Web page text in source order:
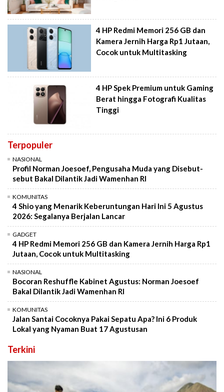
4 HP Redmi Memori 256 GB dan
Kamera Jernih Harga Rp1 Jutaan,
Cocok untuk Multitasking
4 HP Spek Premium untuk Gaming
Berat hingga Fotografi Kualitas
Tinggi
Terpopuler
NASIONAL
Profil Norman Joesoef, Pengusaha Muda yang Disebut-
sebut Bakal Dilantik Jadi Wamenhan RI
KOMUNITAS
4 Shio yang Menarik Keberuntungan Hari Ini 5 Agustus
2026: Segalanya Berjalan Lancar
GADGET
4 HP Redmi Memori 256 GB dan Kamera Jernih Harga Rp1
Jutaan, Cocok untuk Multitasking
NASIONAL
Bocoran Reshuffle Kabinet Agustus: Norman Joesoef
Bakal Dilantik Jadi Wamenhan RI
KOMUNITAS
Jalan Santai Cocoknya Pakai Sepatu Apa? Ini 6 Produk
Lokal yang Nyaman Buat 17 Agustusan
Terkini